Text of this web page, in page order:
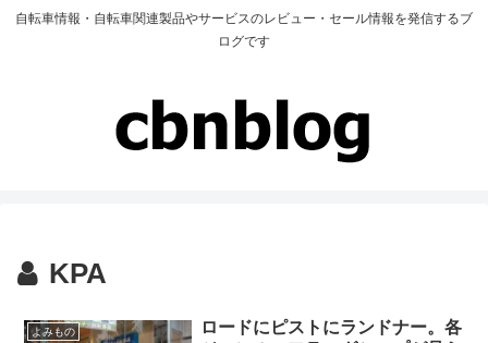
自転車情報・自転車関連製品やサービスのレビュー・セール情報を発信するブ
ログです
KPA
よみもの
ロードにピストにランドナー。各